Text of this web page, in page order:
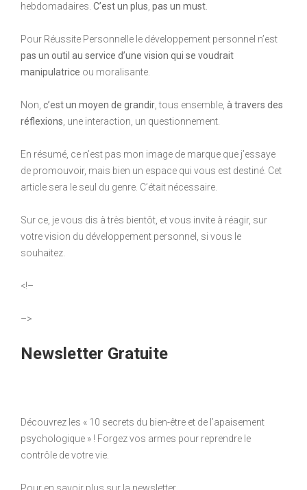
hebdomadaires. C’est un plus pas un must
Pour Réussite Personnelle le développement personnel n’est
pas un outil au service d’une vision qui se voudrait
manipulatrice ou moralisante.
Non, c’est un moyen de grandir , tous ensemble, à travers des
réflexions , une interaction, un questionnement.
En résumé, ce n’est pas mon image de marque que j’essaye
de promouvoir, mais bien un espace qui vous est destiné. Cet
article sera le seul du genre. C’était nécessaire.
Sur ce, je vous dis à très bientôt, et vous invite à réagir, sur
votre vision du développement personnel, si vous le
souhaitez.
<!–
–>
Newsletter Gratuite
Découvrez les « 10 secrets du bien-être et de l’apaisement
psychologique » ! Forgez vos armes pour reprendre le
contrôle de votre vie.